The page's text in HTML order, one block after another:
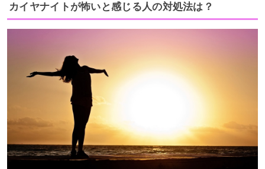
カイヤナイトが怖いと感じる人の対処法は？